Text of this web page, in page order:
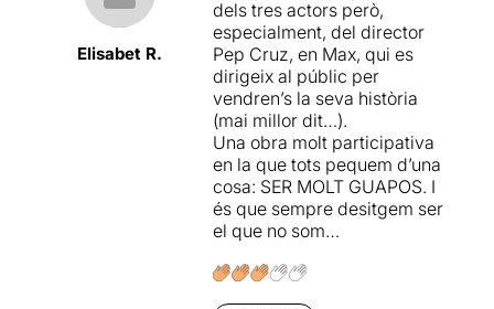
Elisabet R.
dels tres actors però,
especialment, del director
Pep Cruz, en Max, qui es
dirigeix al públic per
vendren’s la seva història
(mai millor dit…).
Una obra molt participativa
en la que tots pequem d’una
cosa: SER MOLT GUAPOS. I
és que sempre desitgem ser
el que no som…